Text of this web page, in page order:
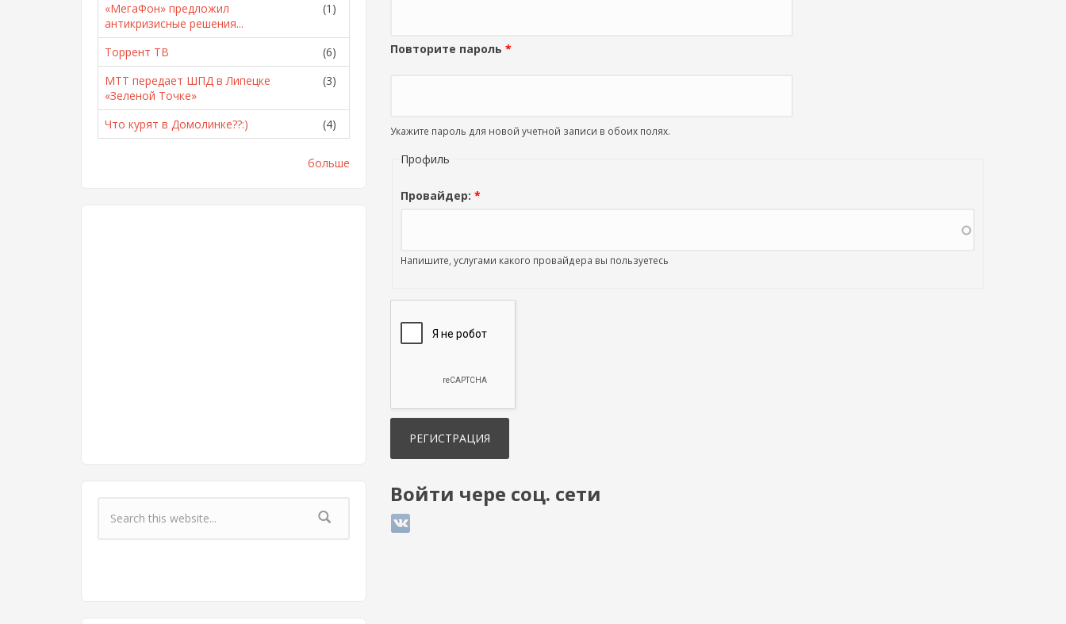
«МегаФон» предложил
антикризисные решения...
(1)
Торрент ТВ
(6)
МТТ передает ШПД в Липецке
«Зеленой Точке»
(3)
Что курят в Домолинке??:) (4)
больше
Форма поиска
Повторите пароль *
Укажите пароль для новой учетной записи в обоих полях.
Профиль
Провайдер: *
Напишите, услугами какого провайдера вы пользуетесь
Войти чере соц. сети
Login with ВКонтакте